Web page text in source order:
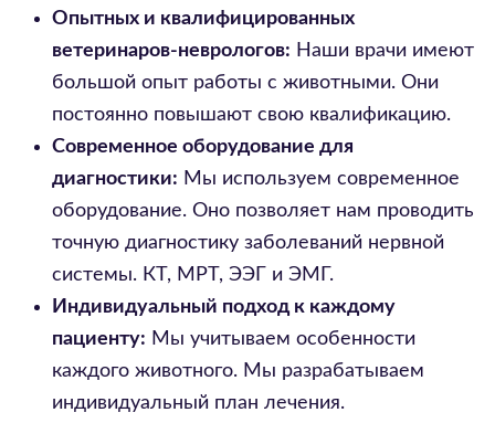
Опытных и квалифицированных
ветеринаров-неврологов: Наши врачи имеют
большой опыт работы с животными. Они
постоянно повышают свою квалификацию.
Современное оборудование для
диагностики: Мы используем современное
оборудование. Оно позволяет нам проводить
точную диагностику заболеваний нервной
системы. КТ, МРТ, ЭЭГ и ЭМГ.
Индивидуальный подход к каждому
пациенту: Мы учитываем особенности
каждого животного. Мы разрабатываем
индивидуальный план лечения.